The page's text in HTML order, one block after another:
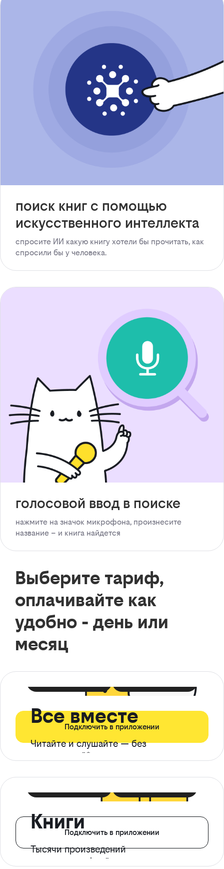
поиск книг с помощью
искусственного интеллекта
спросите ИИ какую книгу хотели бы прочитать, как
спросили бы у человека.
голосовой ввод в поиске
нажмите на значок микрофона, произнесите
название – и книга найдется
Выберите тариф,
оплачивайте как
удобно - день или
месяц
Все вместе
Читайте и слушайте — без
ограничений*
Подключить в приложении
Книги
Тысячи произведений
с доступом офлайн
Подключить в приложении